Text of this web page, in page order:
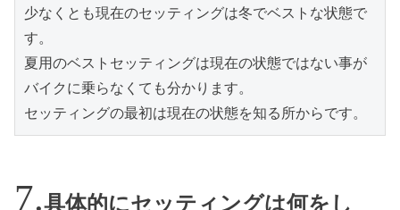
少なくとも現在のセッティングは冬でベストな状態で
す。
夏用のベストセッティングは現在の状態ではない事が
バイクに乗らなくても分かります。
セッティングの最初は現在の状態を知る所からです。
具体的にセッティングは何をし